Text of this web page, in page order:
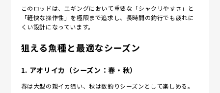
このロッドは、エギングにおいて重要な「シャクリやすさ」と
「軽快な操作性」を極限まで追求し、長時間の釣行でも疲れに
くい設計になっています。
狙える魚種と最適なシーズン
1. アオリイカ（シーズン：春・秋）
春は大型の親イカ狙い、秋は数釣りシーズンとして楽しめる。